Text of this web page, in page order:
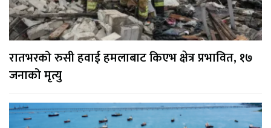
रातभरको रुसी हवाई हमलाबाट किएभ क्षेत्र प्रभावित, १७
जनाको मृत्यु